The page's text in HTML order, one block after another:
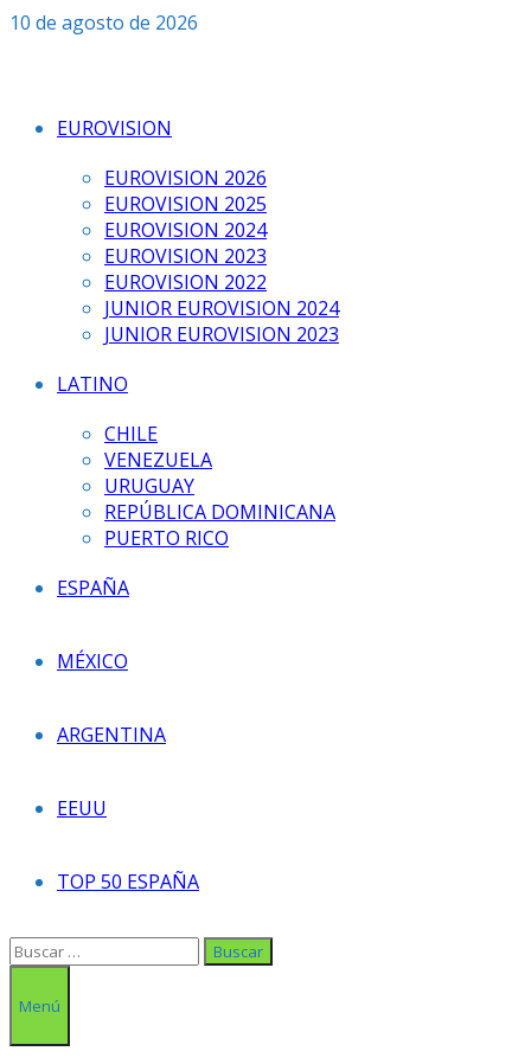
Saltar
10 de agosto de 2026
EUROVISION
EUROVISION 2026
EUROVISION 2025
EUROVISION 2024
EUROVISION 2023
EUROVISION 2022
JUNIOR EUROVISION 2024
JUNIOR EUROVISION 2023
LATINO
CHILE
VENEZUELA
URUGUAY
REPÚBLICA DOMINICANA
PUERTO RICO
ESPAÑA
MÉXICO
ARGENTINA
EEUU
TOP 50 ESPAÑA
Buscar:
Menú